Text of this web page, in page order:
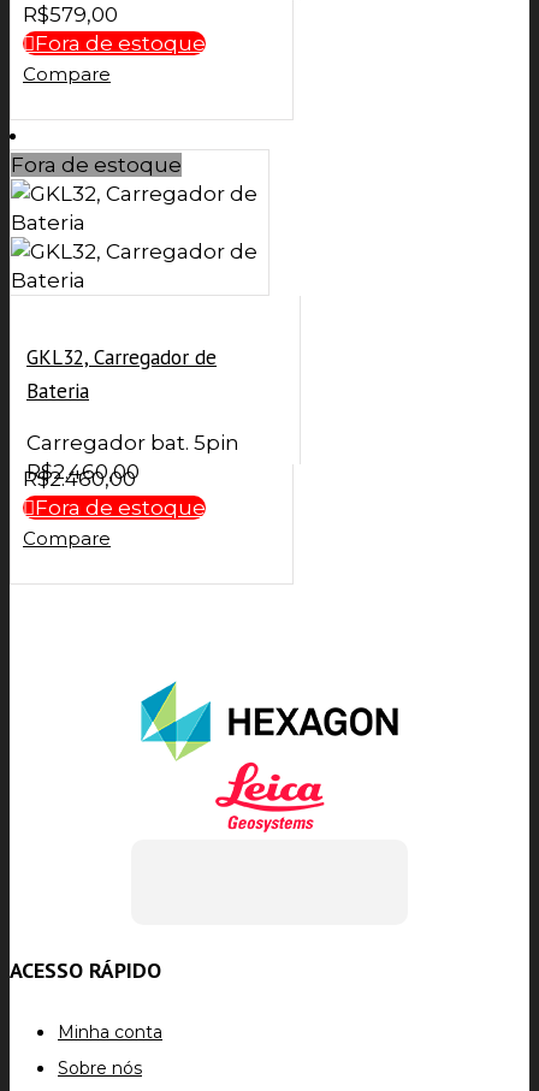
R$579,00
Fora de estoque
Compare
Fora de estoque
GKL32, Carregador de
Bateria
Carregador bat. 5pin
R$2.460,00
R$2.460,00
Fora de estoque
Compare
ACESSO RÁPIDO
Minha conta
Sobre nós